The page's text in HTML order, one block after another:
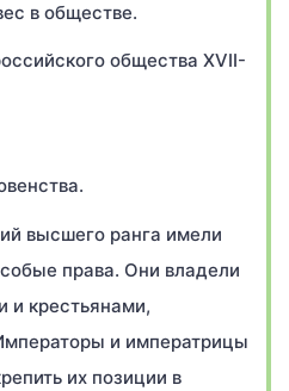
в обществе.
общества XVII-
высшего ранга имели
права. Они владели
и крестьянами,
и императрицы
их позиции в